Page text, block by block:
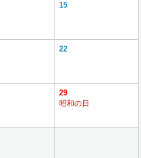
15
22
29
昭和の日